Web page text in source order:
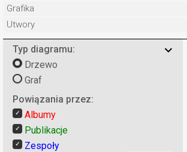
Grafika
Utwory
Typ diagramu:
Drzewo
Graf
Powiązania przez:
Albumy
Publikacje
Zespoły